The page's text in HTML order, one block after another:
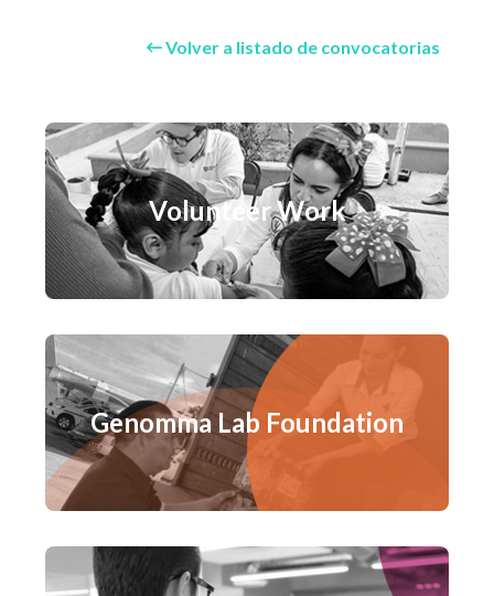
Volver a listado de convocatorias
Volunteer Work
Genomma Lab Foundation